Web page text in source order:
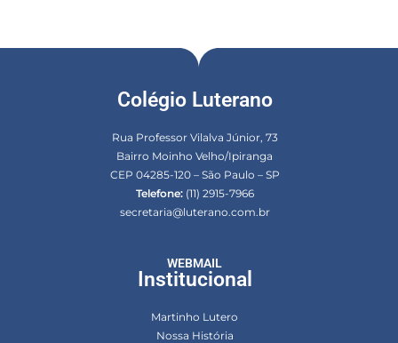
Colégio Luterano
Rua Professor Vilalva Júnior, 73
Bairro Moinho Velho/Ipiranga
CEP 04285-120 – São Paulo – SP
Telefone:(11) 2915-7966
secretaria@luterano.com.br
WEBMAIL
Institucional
Martinho Lutero
Nossa História